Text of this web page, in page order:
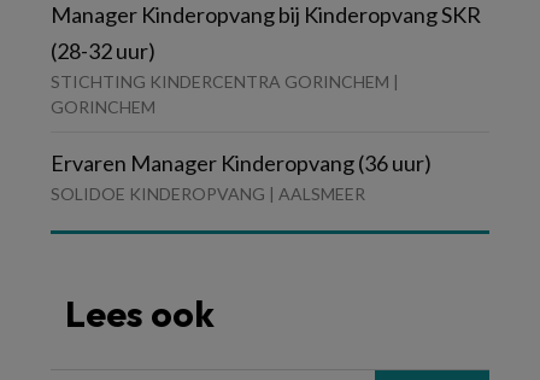
Manager Kinderopvang bij Kinderopvang SKR
(28-32 uur)
STICHTING KINDERCENTRA GORINCHEM |
GORINCHEM
Ervaren Manager Kinderopvang (36 uur)
SOLIDOE KINDEROPVANG | AALSMEER
Lees ook